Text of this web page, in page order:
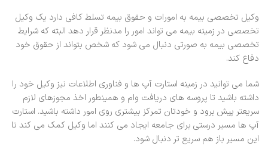
وکیل تخصصی بیمه به امورات و حقوق بیمه تسلط کافی دارد یک وکیل
تخصصی در زمینه بیمه می تواند امور را مدنظر قرار دهد البته که شرایط
تخصصی بیمه به صورتی دنبال می شود که شخص بتواند از حقوق خود
دفاع کند.
شما می توانید در زمینه استارت آپ ها و فناوری اطلاعات نیز وکیل خود را
داشته باشید تا پروسه های دریافت وام و همینطور اخذ مجوزهای لازم
سریعتر پیش برود و خودتان تمرکز بیشتری روی امور داشته باشید. استارت
آپ ها مسیر درستی برای جامعه ایجاد می کنند اما وکیل کمک می کند تا
این مسیر باز هم سریع تر دنبال شود.